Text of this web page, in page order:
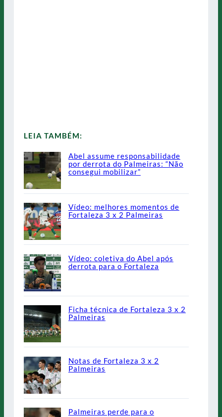
LEIA TAMBÉM:
Abel assume responsabilidade
por derrota do Palmeiras: “Não
consegui mobilizar”
Vídeo: melhores momentos de
Fortaleza 3 x 2 Palmeiras
Vídeo: coletiva do Abel após
derrota para o Fortaleza
Ficha técnica de Fortaleza 3 x 2
Palmeiras
Notas de Fortaleza 3 x 2
Palmeiras
Palmeiras perde para o